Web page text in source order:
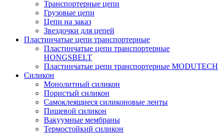
Транспортерные цепи
Грузовые цепи
Цепи на заказ
Звездочки для цепей
Пластинчатые цепи транспортерные
Пластинчатые цепи транспортерные
HONGSBELT
Пластинчатые цепи транспортерные MODUTECH
Силикон
Монолитный силикон
Пористый силикон
Самоклеящиеся силиконовые ленты
Пищевой силикон
Вакуумные мембраны
Термостойкий силикон